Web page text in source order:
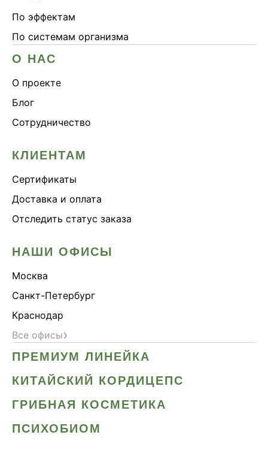
По эффектам
По системам организма
О НАС
О проекте
Блог
Сотрудничество
КЛИЕНТАМ
Сертификаты
Доставка и оплата
Отследить статус заказа
НАШИ ОФИСЫ
Москва
Санкт-Петербург
Краснодар
Все офисы›
ПРЕМИУМ ЛИНЕЙКА
КИТАЙСКИЙ КОРДИЦЕПС
ГРИБНАЯ КОСМЕТИКА
ПСИХОБИОМ